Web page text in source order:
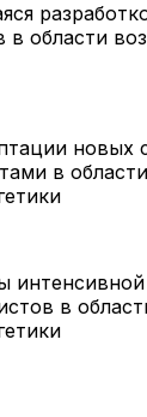
в области
новых
в области
в